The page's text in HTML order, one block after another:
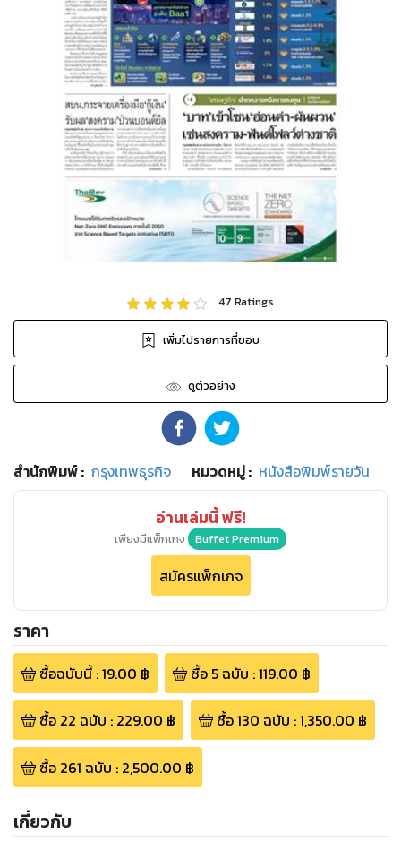
47 Ratings
เพิ่มไปรายการที่ชอบ
ดูตัวอย่าง
สำนักพิมพ์: กรุงเทพธุรกิจ หมวดหมู่: หนังสือพิมพ์รายวัน
อ่านเล่มนี้ ฟรี!
เพียงมีแพ็กเกจ Buffet Premium
สมัครแพ็กเกจ
ราคา
ซื้อฉบับนี้:19.00 ฿ ซื้อ 5ฉบับ :119.00 ฿
ซื้อ 22 ฉบับ : 229.00 ฿ ซื้อ130 ฉบับ :1,350.00 ฿
ซื้อ 261 ฉบับ : 2,500.00 ฿
เกี่ยวกับ